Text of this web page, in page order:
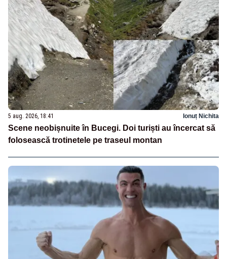
5 aug. 2026, 18:41 Ionuț Nichita
Scene neobișnuite în Bucegi. Doi turiști au încercat să
folosească trotinetele pe traseul montan